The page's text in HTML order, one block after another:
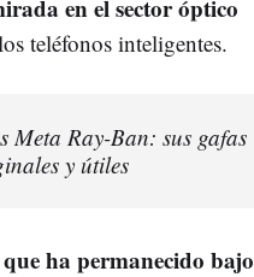
en el sector óptico
teléfonos inteligentes.
Ray-Ban: sus gafas
y útiles
ha permanecido bajo